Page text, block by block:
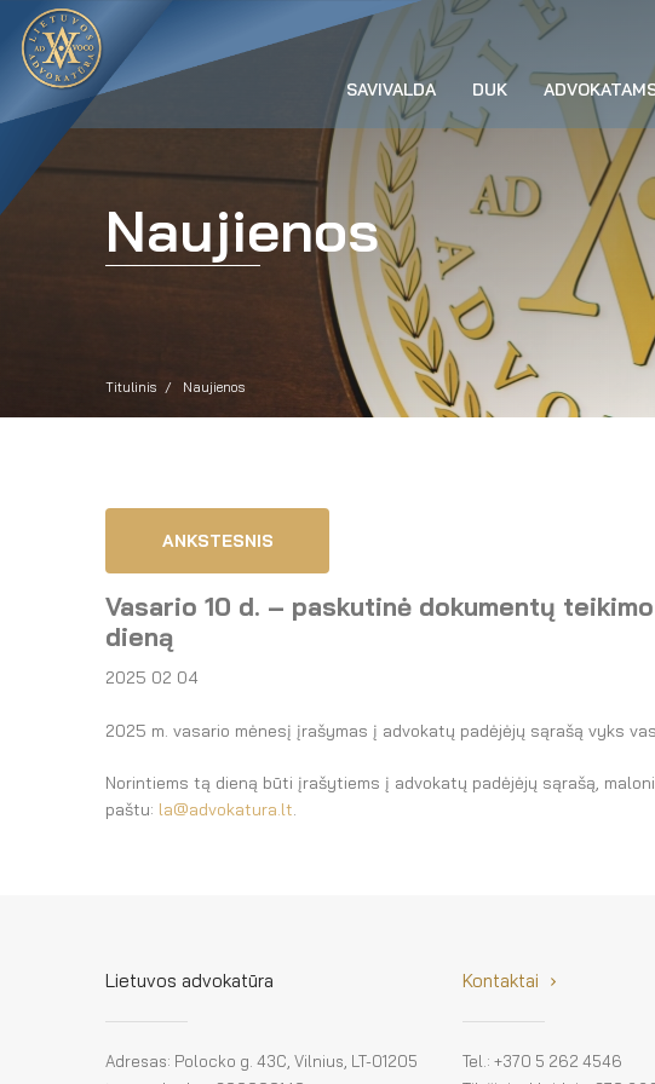
SAVIVALDA DUK
Naujienos
Titulinis Naujienos
ANKSTESNIS
Vasario 10 d. – paskutinė dokumentų
dieną
2025 02 04
2025 m. vasario mėnesį įrašymas į advokatų padėjėjų sąrašą vyks
Norintiems tą dieną būti įrašytiems į advokatų padėjėjų sąrašą,
paštu: la@advokatura.lt.
Lietuvos advokatūra
Adresas: Polocko g. 43C, Vilnius, LT-01205
Kontaktai
Tel.: +370 5 262 4546